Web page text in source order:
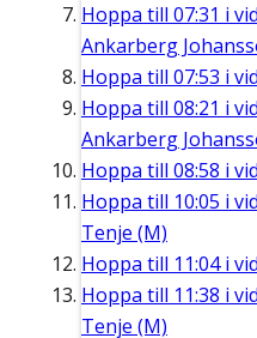
Hoppa till 07:31 i
Ankarberg
Hoppa till 07:53 i
Hoppa till 08:21 i
Ankarberg
Hoppa till 08:58 i
Hoppa till 10:05 i
Tenje (M)
Hoppa till 11:04i
Hoppa till 11:38 i
Tenje (M)